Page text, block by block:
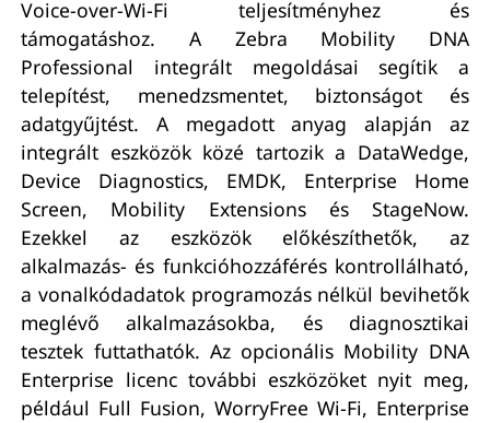
Voice-over-Wi-Fi teljesítményhez és
támogatáshoz. A Zebra Mobility DNA
Professional integrált megoldásai segítik a
telepítést, menedzsmentet, biztonságot és
adatgyűjtést. A megadott anyag alapján az
integrált eszközök közé tartozik a DataWedge,
Device Diagnostics, EMDK, Enterprise Home
Screen, Mobility Extensions és StageNow.
Ezekkel az eszközök előkészíthetők, az
alkalmazás- és funkcióhozzáférés kontrollálható,
a vonalkódadatok programozás nélkül bevihetők
meglévő alkalmazásokba, és diagnosztikai
tesztek futtathatók. Az opcionális Mobility DNA
Enterprise licenc további eszközöket nyit meg,
például Full Fusion, WorryFree Wi-Fi, Enterprise